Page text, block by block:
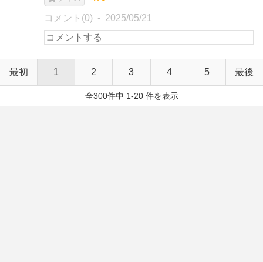
コメント(0) 2025/05/21
最初 1 2 3 4 5 最後
全300件中 1-20 件を表示